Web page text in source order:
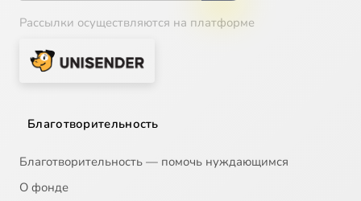
Рассылки осуществляются на платформе
Благотворительность
Благотворительность — помочь нуждающимся
О фонде